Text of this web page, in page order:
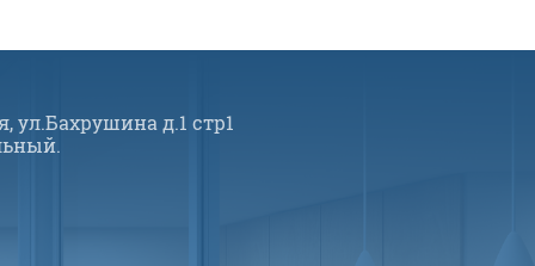
ул.Бахрушина д.1 стр1